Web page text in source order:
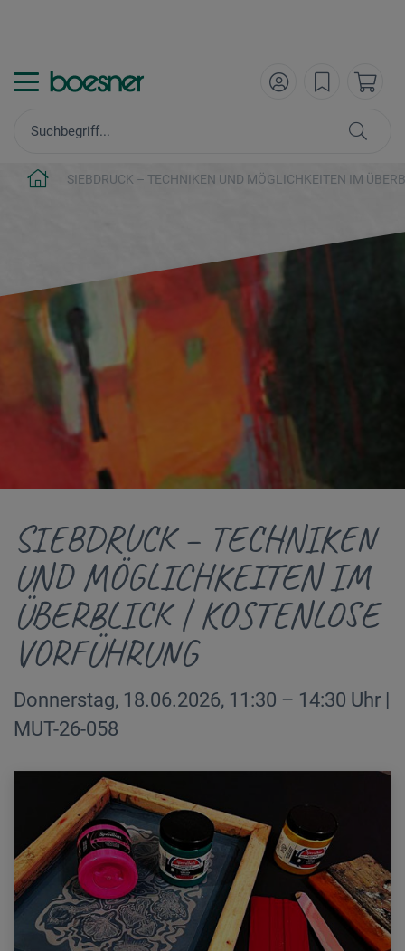
SIEBDRUCK – TECHNIKEN UND MÖGLICHKEITEN IM
SIEBDRUCK – TECHNIKEN
UND MÖGLICHKEITEN IM
ÜBERBLICK | KOSTENLOSE
VORFÜHRUNG
Donnerstag, 18.06.2026, 11:30 – 14:30 Uhr |
MUT-26-058